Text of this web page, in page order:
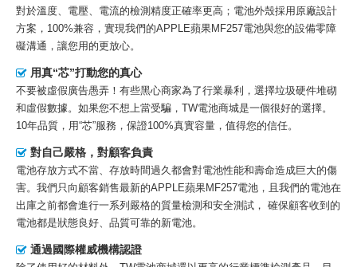
對於溫度、電壓、電流的檢測精度正確率更高；電池外殼採用原廠設計
方案，100%兼容，實現我們的APPLE蘋果MF257電池與您的設備零障
礙溝通，讓您用的更放心。
用真“芯”打動您的真心
不要被虛假廣告愚弄！有些黑心商家為了行業暴利，選擇垃圾硬件堆砌
和虛假數據。如果您不想上當受騙，TW電池商城是一個很好的選擇。
10年品質，用“芯”服務，保證100%真實容量，值得您的信任。
對自己嚴格，對顧客負責
電池存放方式不當、存放時間過久都會對電池性能和壽命造成巨大的傷
害。我們只向顧客銷售最新的APPLE蘋果MF257電池 ，且我們的電池在
出庫之前都會進行一系列嚴格的質量檢測和安全測試， 確保顧客收到的
電池都是狀態良好、品質可靠的新電池。
通過國際權威機構認證